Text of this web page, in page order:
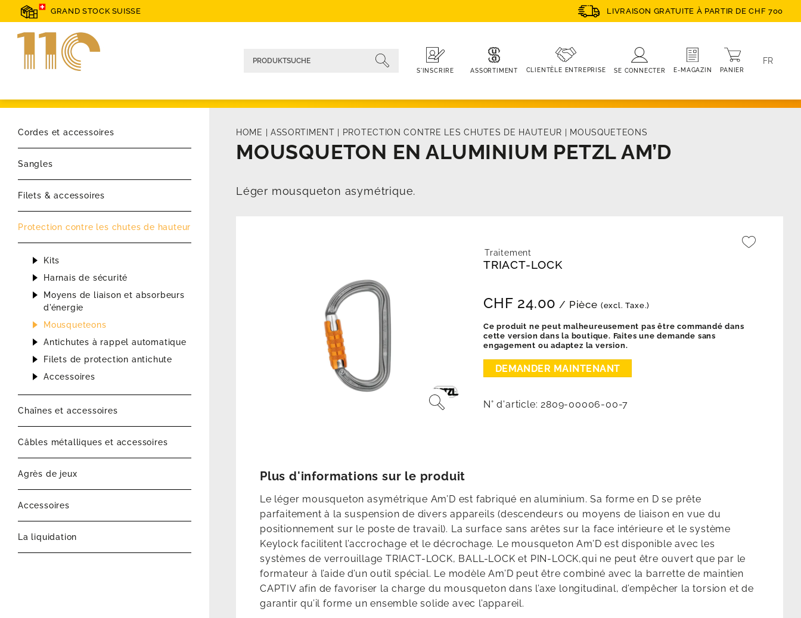
GRAND STOCK SUISSE LIVRAISON GRATUITE À PARTIR DE CHF 700
S'INSCRIRE ASSORTIMENT CLIENTÈLE ENTREPRISE SE CONNECTER E-MAGAZIN PANIER
FR
Cordes et accessoires
Sangles
Filets & accessoires
Protection contre les chutes de hauteur
Kits
Harnais de sécurité
Moyens de liaison et absorbeurs
d'énergie
Mousqueteons
Antichutes à rappel automatique
Filets de protection antichute
Accessoires
Chaînes et accessoires
Câbles métalliques et accessoires
Agrès de jeux
Accessoires
La liquidation
HOME ASSORTIMENT PROTECTION CONTRE LES CHUTES DE HAUTEUR MOUSQUETEONS
MOUSQUETON EN ALUMINIUM PETZL AM’D
Léger mousqueton asymétrique.
Traitement
TRIACT-LOCK
CHF 24.00 / Pièce (excl. Taxe.)
Ce produit ne peut malheureusement pas être commandé dans
cette version dans la boutique. Faites une demande sans
engagement ou adaptez la version.
N° d'article:2809-00006-00-7
Plus d'informations sur le produit
Le léger mousqueton asymétrique Am’D est fabriqué en aluminium. Sa forme en D se prête
parfaitement à la suspension de divers appareils (descendeurs ou moyens de liaison en vue du
positionnement sur le poste de travail). La surface sans arêtes sur la face intérieure et le système
Keylock facilitent l’accrochage et le décrochage. Le mousqueton Am’D est disponible avec les
systèmes de verrouillage TRIACT-LOCK, BALL-LOCK et PIN-LOCK,qui ne peut être ouvert que par le
formateur à l’aide d’un outil spécial. Le modèle Am’D peut être combiné avec la barrette de maintien
CAPTIV afin de favoriser la charge du mousqueton dans l’axe longitudinal, d’empêcher la torsion et de
garantir qu’il forme un ensemble solide avec l’appareil.